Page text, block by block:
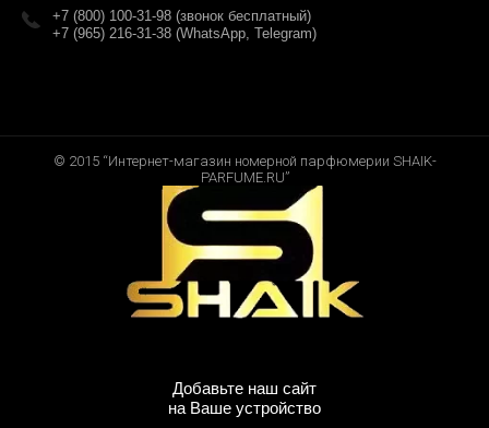
+7 (800) 100-31-98 (звонок бесплатный)
+7 (965) 216-31-38 (WhatsApp, Telegram)
© 2015 “Интернет-магазин номерной парфюмерии SHAIK-
PARFUME.RU”
Добавьте наш сайт
на Ваше устройство